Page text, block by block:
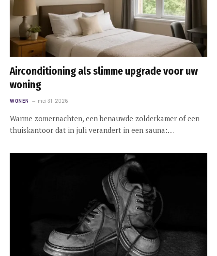
Airconditioning als slimme upgrade voor uw
woning
WONEN mei 31, 2026
Warme zomernachten, een benauwde zolderkamer of een
thuiskantoor dat in juli verandert in een sauna:…